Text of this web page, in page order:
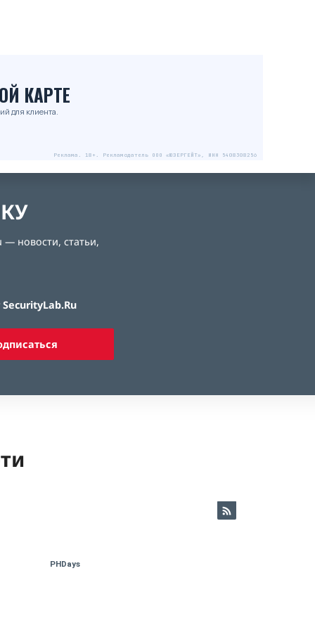
КАРТЕ
для клиента.
Реклама. 18+. Рекламодатель ООО «ЮЗЕРГЕЙТ», ИНН 5408308256
новости, статьи,
PHDays